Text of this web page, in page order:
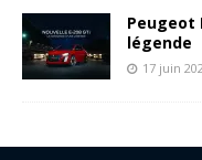
Peugeot
légende
17 juin